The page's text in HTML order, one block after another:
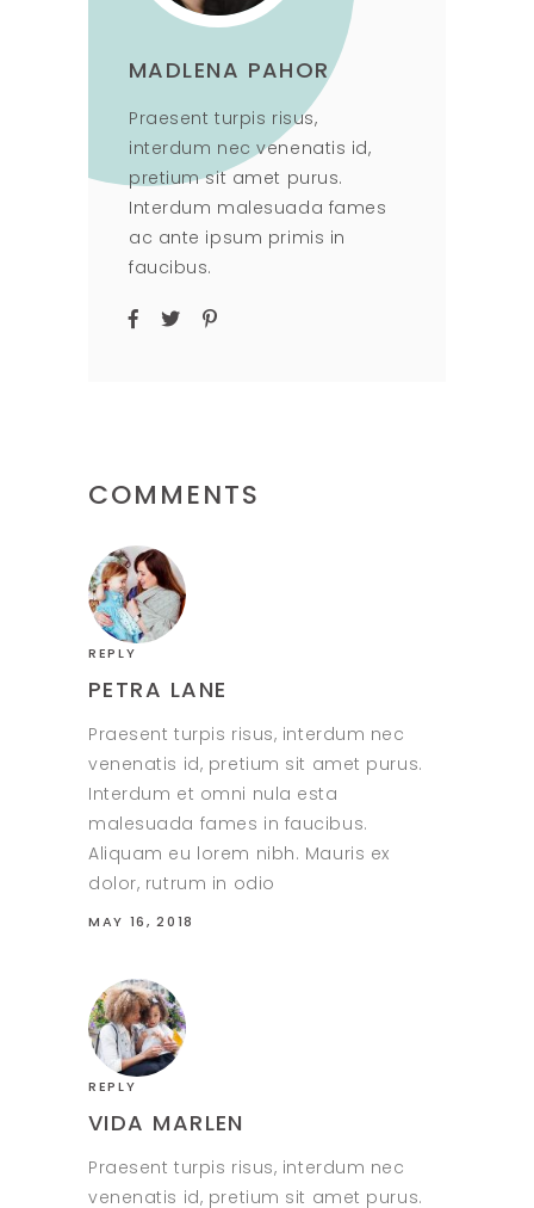
MADLENA PAHOR
Praesent turpis risus,
interdum nec venenatis id,
pretium sit amet purus.
Interdum malesuada fames
ac ante ipsum primis in
faucibus.
COMMENTS
REPLY
PETRA LANE
Praesent turpis risus, interdum nec
venenatis id, pretium sit amet purus.
Interdum et omni nula esta
malesuada fames in faucibus.
Aliquam eu lorem nibh. Mauris ex
dolor, rutrum in odio
MAY 16, 2018
REPLY
VIDA MARLEN
Praesent turpis risus, interdum nec
venenatis id, pretium sit amet purus.